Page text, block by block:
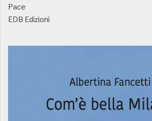
Pace
EDB Edizioni